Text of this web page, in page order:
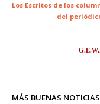
Los Escritos de los
del
MÁS BUENAS NOTICIAS